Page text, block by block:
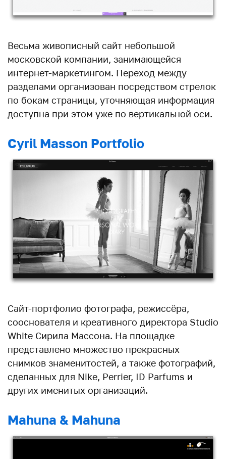
Весьма живописный сайт небольшой
московской компании, занимающейся
интернет-маркетингом. Переход между
разделами организован посредством стрелок
по бокам страницы, уточняющая информация
доступна при этом уже по вертикальной оси.
Cyril Masson Portfolio
Сайт-портфолио фотографа, режиссёра,
сооснователя и креативного директора Studio
White Сирила Массона. На площадке
представлено множество прекрасных
снимков знаменитостей, а также фотографий,
сделанных для Nike, Perrier, ID Parfums и
других именитых организаций.
Mahuna & Mahuna